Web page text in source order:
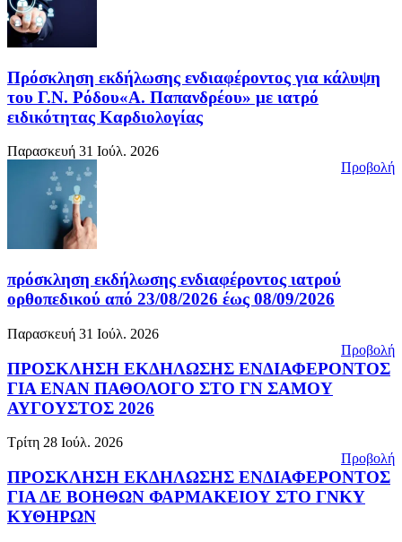
Πρόσκληση εκδήλωσης ενδιαφέροντος για κάλυψη
του Γ.Ν. Ρόδου«Α. Παπανδρέου» με ιατρό
ειδικότητας Καρδιολογίας
Παρασκευή 31 Ιούλ. 2026
Προβολή
πρόσκληση εκδήλωσης ενδιαφέροντος ιατρού
ορθοπεδικού από 23/08/2026 έως 08/09/2026
Παρασκευή 31 Ιούλ. 2026
Προβολή
ΠΡΟΣΚΛΗΣΗ ΕΚΔΗΛΩΣΗΣ ΕΝΔΙΑΦΕΡΟΝΤΟΣ
ΓΙΑ ΕΝΑΝ ΠΑΘΟΛΟΓΟ ΣΤΟ ΓΝ ΣΑΜΟΥ
ΑΥΓΟΥΣΤΟΣ 2026
Τρίτη 28 Ιούλ. 2026
Προβολή
ΠΡΟΣΚΛΗΣΗ ΕΚΔΗΛΩΣΗΣ ΕΝΔΙΑΦΕΡΟΝΤΟΣ
ΓΙΑ ΔΕ ΒΟΗΘΩΝ ΦΑΡΜΑΚΕΙΟΥ ΣΤΟ ΓΝΚΥ
ΚΥΘΗΡΩΝ